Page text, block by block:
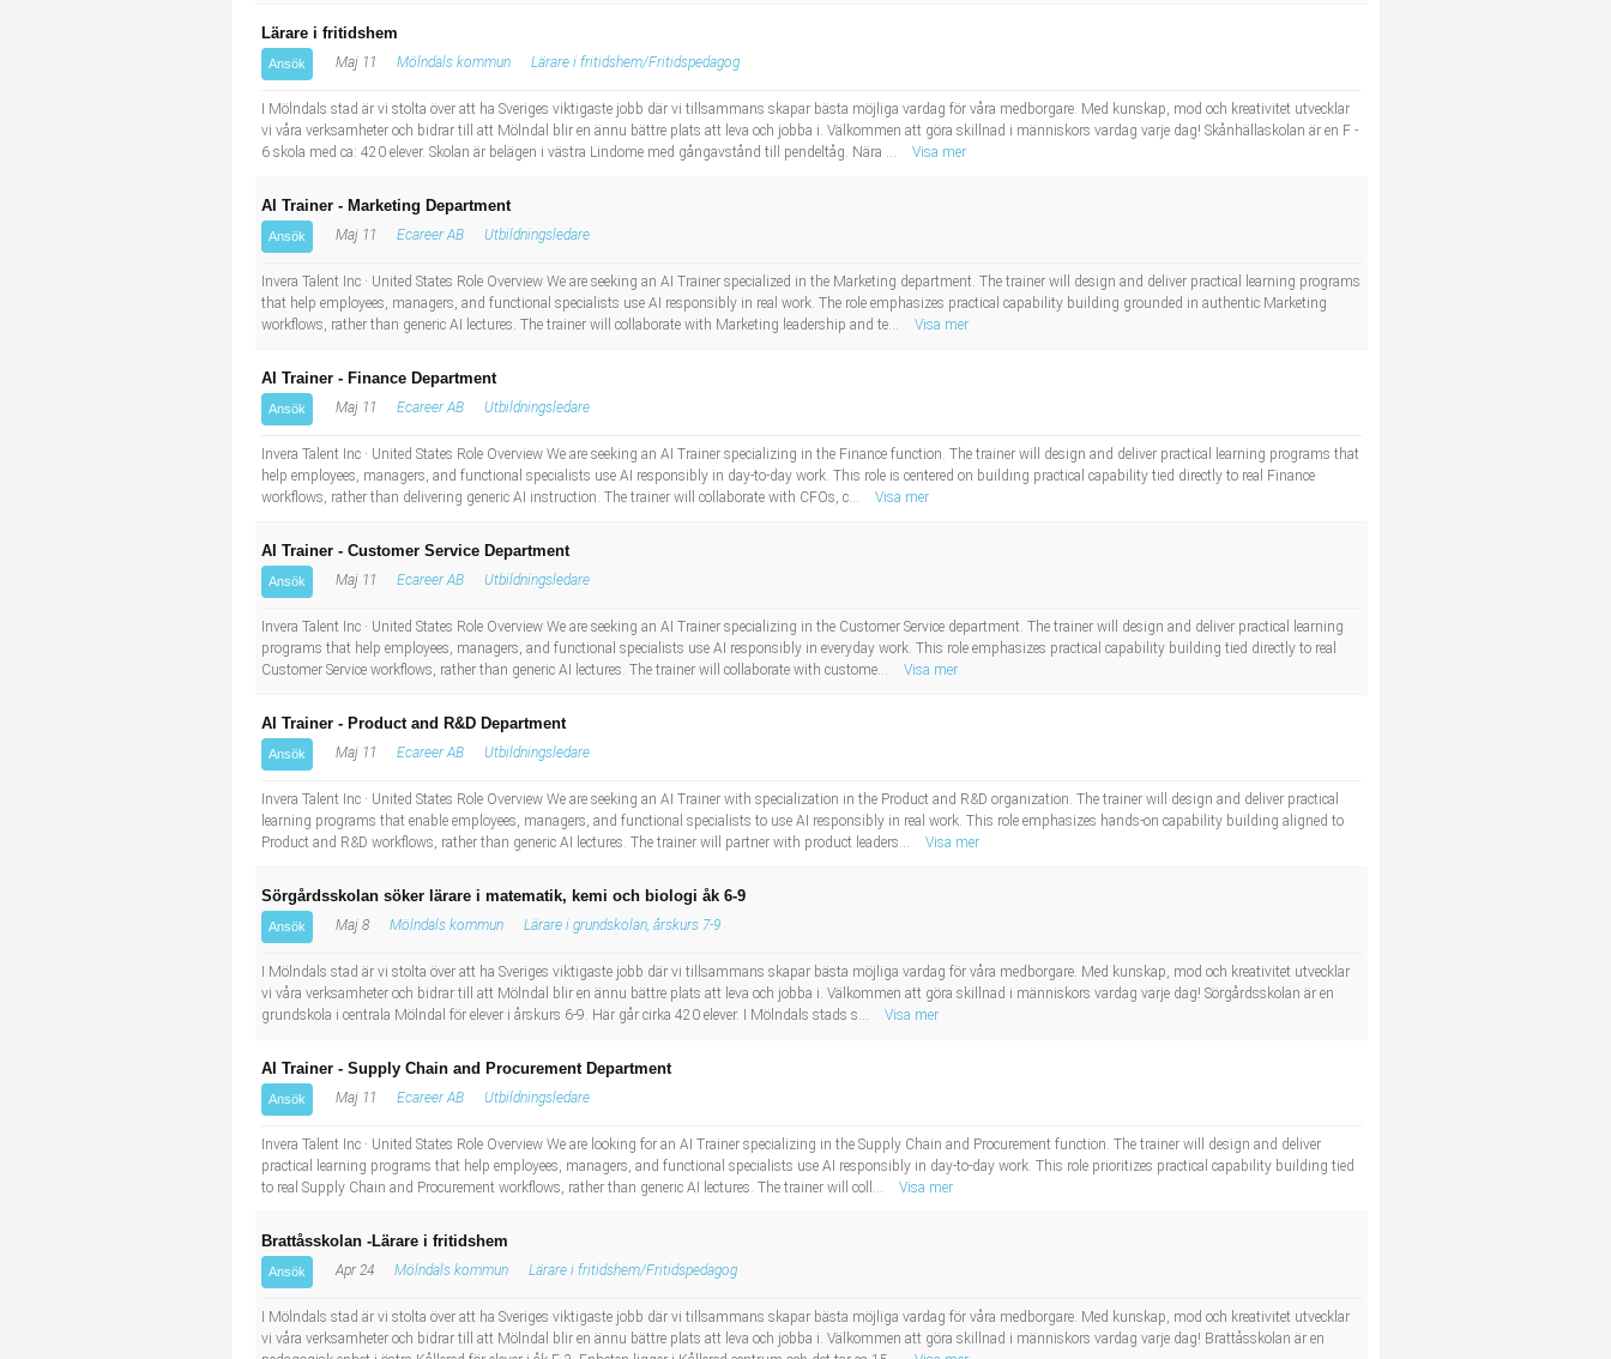
Lärare i fritidshem
Ansök Maj 11 Mölndals kommun Lärare i fritidshem/Fritidspedagog
I Mölndals stad är vi stolta över att ha Sveriges viktigaste jobb där vi tillsammans skapar bästa möjliga vardag för våra medborgare. Med kunskap, mod och kreativitet utvecklar
vi våra verksamheter och bidrar till att Mölndal blir en ännu bättre plats att leva och jobba i. Välkommen att göra skillnad i människors vardag varje dag! Skånhällaskolan är en F -
6 skola med ca: 420 elever. Skolan är belägen i västra Lindome med gångavstånd till pendeltåg. Nära ...
Visa mer
AI Trainer - Marketing Department
Ansök Maj 11 Ecareer AB Utbildningsledare
Invera Talent Inc · United States Role Overview We are seeking an AI Trainer specialized in the Marketing department. The trainer will design and deliver practical learning programs
that help employees, managers, and functional specialists use AI responsibly in real work. The role emphasizes practical capability building grounded in authentic Marketing
workflows, rather than generic AI lectures. The trainer will collaborate with Marketing leadership and te...
Visa mer
AI Trainer - Finance Department
Ansök Maj 11 Ecareer AB Utbildningsledare
Invera Talent Inc · United States Role Overview We are seeking an AI Trainer specializing in the Finance function. The trainer will design and deliver practical learning programs that
help employees, managers, and functional specialists use AI responsibly in day-to-day work. This role is centered on building practical capability tied directly to real Finance
workflows, rather than delivering generic AI instruction. The trainer will collaborate with CFOs, c...
Visa mer
AI Trainer - Customer Service Department
Ansök Maj 11 Ecareer AB Utbildningsledare
Invera Talent Inc · United States Role Overview We are seeking an AI Trainer specializing in the Customer Service department. The trainer will design and deliver practical learning
programs that help employees, managers, and functional specialists use AI responsibly in everyday work. This role emphasizes practical capability building tied directly to real
Customer Service workflows, rather than generic AI lectures. The trainer will collaborate with custome...
Visa mer
AI Trainer - Product and R&D Department
Ansök Maj 11 Ecareer AB Utbildningsledare
Invera Talent Inc · United States Role Overview We are seeking an AI Trainer with specialization in the Product and R&D organization. The trainer will design and deliver practical
learning programs that enable employees, managers, and functional specialists to use AI responsibly in real work. This role emphasizes hands-on capability building aligned to
Product and R&D workflows, rather than generic AI lectures. The trainer will partner with product leaders...
Visa mer
Sörgårdsskolan söker lärare i matematik, kemi och biologi åk 6-9
Ansök Maj 8 Mölndals kommun Lärare i grundskolan, årskurs 7-9
I Mölndals stad är vi stolta över att ha Sveriges viktigaste jobb där vi tillsammans skapar bästa möjliga vardag för våra medborgare. Med kunskap, mod och kreativitet utvecklar
vi våra verksamheter och bidrar till att Mölndal blir en ännu bättre plats att leva och jobba i. Välkommen att göra skillnad i människors vardag varje dag! Sörgårdsskolan är en
grundskola i centrala Mölndal för elever i årskurs 6-9. Här går cirka 420 elever. I Mölndals stads s...
Visa mer
AI Trainer - Supply Chain and Procurement Department
Ansök Maj 11 Ecareer AB Utbildningsledare
Invera Talent Inc · United States Role Overview We are looking for an AI Trainer specializing in the Supply Chain and Procurement function. The trainer will design and deliver
practical learning programs that help employees, managers, and functional specialists use AI responsibly in day-to-day work. This role prioritizes practical capability building tied
to real Supply Chain and Procurement workflows, rather than generic AI lectures. The trainer will coll...
Visa mer
Brattåsskolan -Lärare i fritidshem
Ansök Apr 24 Mölndals kommun Lärare i fritidshem/Fritidspedagog
I Mölndals stad är vi stolta över att ha Sveriges viktigaste jobb där vi tillsammans skapar bästa möjliga vardag för våra medborgare. Med kunskap, mod och kreativitet utvecklar
vi våra verksamheter och bidrar till att Mölndal blir en ännu bättre plats att leva och jobba i. Välkommen att göra skillnad i människors vardag varje dag! Brattåsskolan är en